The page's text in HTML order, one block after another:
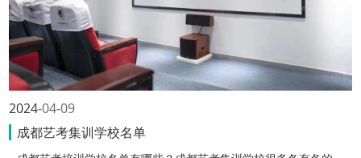
04-09
2024
成都艺考集训学校名单